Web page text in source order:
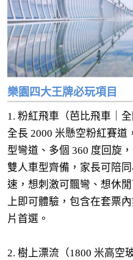
樂園四大王牌必玩項目
1. 粉紅飛車（芭比飛車｜全
全長 2000 米懸空粉紅賽道
型彎道、多個 360 度回旋
雙人車型齊備，家長可陪
速，想刺激可飄彎、想休
上即可體驗，包含在套票
片首選。
2. 樹上漂流（1800 米高空